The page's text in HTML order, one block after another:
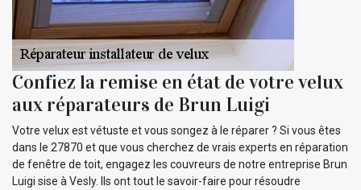
Confiez la remise en état de votre velux
aux réparateurs de Brun Luigi
Votre velux est vétuste et vous songez à le réparer ? Si vous êtes
dans le 27870 et que vous cherchez de vrais experts en réparation
de fenêtre de toit, engagez les couvreurs de notre entreprise Brun
Luigi sise à Vesly. Ils ont tout le savoir-faire pour résoudre